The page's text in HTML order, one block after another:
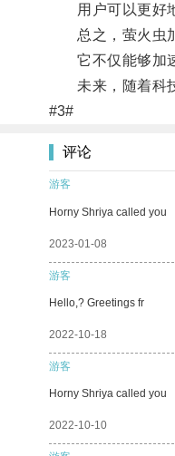
用户可以更好地
总之，萤火虫加
它不仅能够加速
未来，随着科技
#3#
评论
游客
Horny Shriya called you
2023-01-08
游客
Hello,? Greetings fr
2022-10-18
游客
Horny Shriya called you
2022-10-10